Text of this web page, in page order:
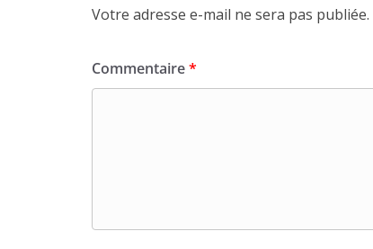
Votre adresse e-mail ne sera pas publiée.
Commentaire*